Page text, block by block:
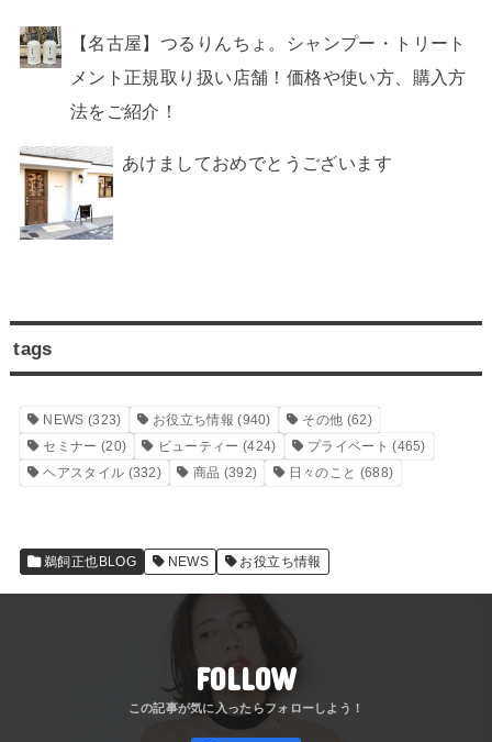
【名古屋】つるりんちょ。シャンプー・トリート
メント正規取り扱い店舗！価格や使い方、購入方
法をご紹介！
あけましておめでとうございます
tags
NEWS (323) お役立ち情報 (940) その他 (62)
セミナー (20) ビューティー (424) プライベート (465)
ヘアスタイル (332) 商品 (392) 日々のこと (688)
鵜飼正也BLOG NEWS お役立ち情報
FOLLOW